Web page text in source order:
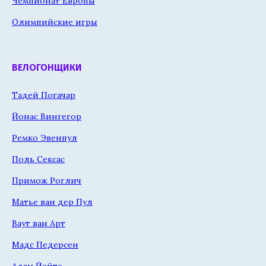
Олимпийские игры
ВЕЛОГОНЩИКИ
Тадей Погачар
Йонас Вингегор
Ремко Эвенпул
Поль Сексас
Примож Роглич
Матье ван дер Пул
Ваут ван Арт
Мадс Педерсен